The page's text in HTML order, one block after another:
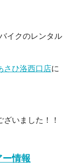
イクのレンタル
さひ洛西口店に
いました！！
情報